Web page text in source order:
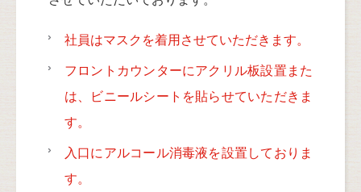
社員はマスクを着用させていただきます。
フロントカウンターにアクリル板設置また
は、ビニールシートを貼らせていただきま
す。
入口にアルコール消毒液を設置しておりま
す。